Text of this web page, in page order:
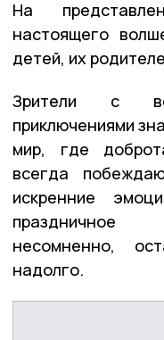
На
настоящего
детей, их
Зрители с
приключениями
мир, где
всегда
искренние
праздничное
несомненно,
надолго.